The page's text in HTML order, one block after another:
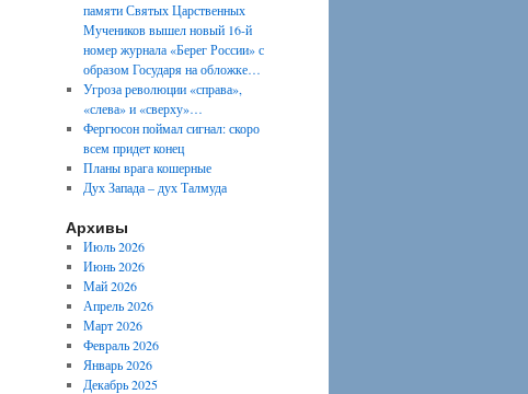
памяти Святых Царственных
Мучеников вышел новый 16-й
номер журнала «Берег России» с
образом Государя на обложке…
Угроза революции «справа»,
«слева» и «сверху»…
Фергюсон поймал сигнал: скоро
всем придет конец
Планы врага кошерные
Дух Запада – дух Талмуда
Архивы
Июль 2026
Июнь 2026
Май 2026
Апрель 2026
Март 2026
Февраль 2026
Январь 2026
Декабрь 2025